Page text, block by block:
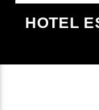
HOTEL